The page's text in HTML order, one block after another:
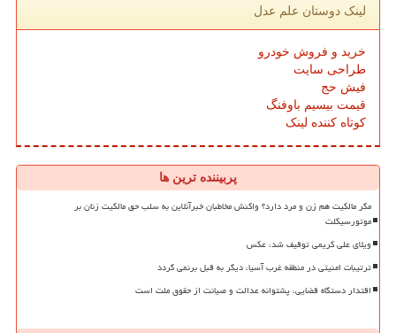
لینک دوستان علم عدل
خرید و فروش خودرو
طراحی سایت
فیش حج
قیمت بیسیم باوفنگ
کوتاه کننده لینک
پربیننده ترین ها
مگر مالکیت هم زن و مرد دارد؟ واکنش مخاطبان خبرآنلاین به سلب حق مالکیت زنان بر
موتورسیکلت
ویلای علی کریمی توقیف شد، عکس
ترتیبات امنیتی در منطقه غرب آسیا، دیگر به قبل برنمی گردد
اقتدار دستگاه قضایی، پشتوانه عدالت و صیانت از حقوق ملت است